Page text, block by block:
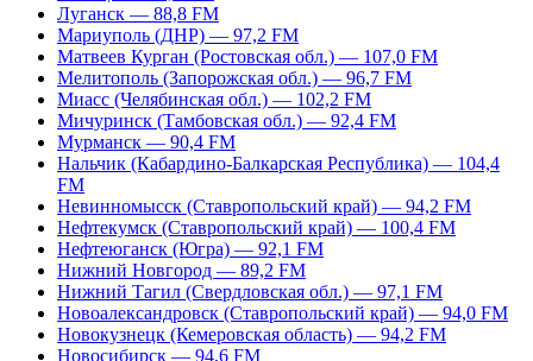
Луганск — 88,8 FM
Мариуполь (ДНР) — 97,2 FM
Матвеев Курган (Ростовская обл.) — 107,0 FM
Мелитополь (Запорожская обл.) — 96,7 FM
Миасс (Челябинская обл.) — 102,2 FM
Мичуринск (Тамбовская обл.) — 92,4 FM
Мурманск — 90,4 FM
Нальчик (Кабардино-Балкарская Республика) — 104,4
FM
Невинномысск (Ставропольский край) — 94,2 FM
Нефтекумск (Ставропольский край) — 100,4 FM
Нефтеюганск (Югра) — 92,1 FM
Нижний Новгород — 89,2 FM
Нижний Тагил (Свердловская обл.) — 97,1 FM
Новоалександровск (Ставропольский край) — 94,0 FM
Новокузнецк (Кемеровская область) — 94,2 FM
Новосибирск — 94,6 FM